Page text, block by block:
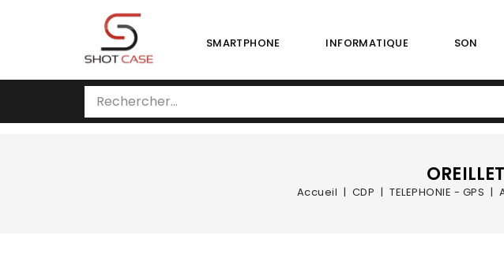
SMARTPHONE INFORMATIQUE SON
Accueil CDP TELEPHONIE - GPS